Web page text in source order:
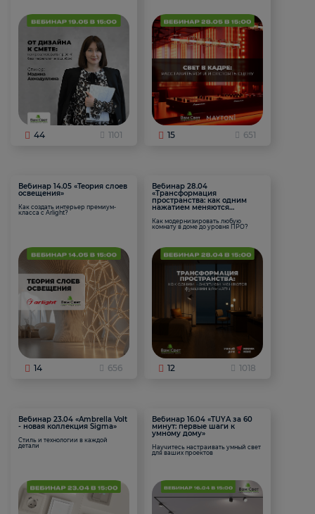
44 1101 15 651
Вебинар 14.05 «Теория слоев
освещения»
Как создать интерьер премиум-
класса с Arlight?
14 656
Вебинар 28.04
«Трансформация
пространства: как одним
нажатием меняются
Как модернизировать любую
комнату в доме до уровня ПРО?
12 1018
Вебинар 23.04 «Ambrella Volt
- новая коллекция Sigma»
Стиль и технологии в каждой
детали
Вебинар 16.04 «TUYA за 60
минут: первые шаги к
умному дому»
Научитесь настраивать умный свет
для ваших проектов